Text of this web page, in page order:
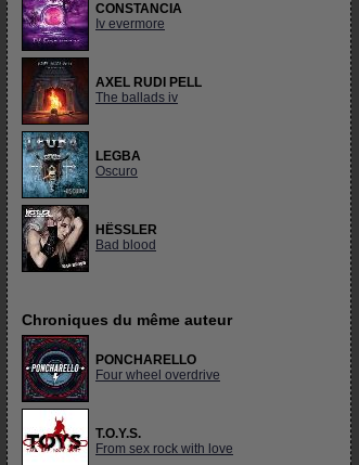
CONSTANCIA
Iv evermore
AXEL RUDI PELL
The ballads iv
LEGBA
Oscuro
HËSSLER
Bad blood
Chroniques du même auteur
PONCHARELLO
Four wheel overdrive
T.O.Y.S.
From sex rock with love